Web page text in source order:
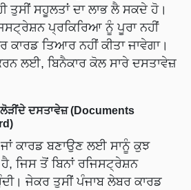
ਤੁਸੀਂ ਸਹੂਲਤਾਂ ਦਾ ਲਾਭ ਲੈ ਸਕਦੇ ਹੋ।
ਪ੍ਰਕਿਰਿਆ ਨੂੰ ਪੂਰਾ ਨਹੀਂ
ਕਾਰਡ ਤਿਆਰ ਨਹੀਂ ਕੀਤਾ ਜਾਵੇਗਾ।
ਲਈ, ਬਿਨੈਕਾਰ ਕੋਲ ਸਾਰੇ ਦਸਤਾਵੇਜ਼
ਦਸਤਾਵੇਜ਼ (Documents
ਕਾਰਡ ਬਣਾਉਣ ਲਈ ਸਾਨੂੰ ਕੁਝ
ਜਿਸ ਤੋਂ ਬਿਨਾਂ ਰਜਿਸਟ੍ਰੇਸ਼ਨ
ਜੇਕਰ ਤੁਸੀਂ ਪੰਜਾਬ ਲੇਬਰ ਕਾਰਡ